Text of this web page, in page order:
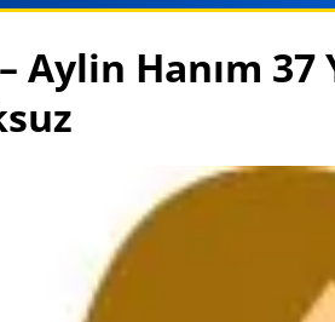
Aylin Hanım 37